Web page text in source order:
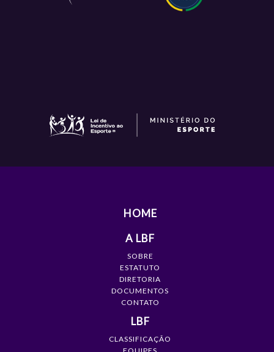
HOME
A LBF
SOBRE
ESTATUTO
DIRETORIA
DOCUMENTOS
CONTATO
LBF
CLASSIFICAÇÃO